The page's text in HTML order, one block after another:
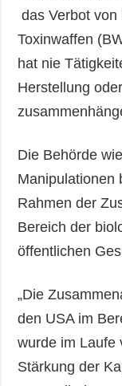
das Verbot von
Toxinwaffen
hat nie
Herstellung
Die Behörde
Manipulationen
Rahmen der
Bereich der
öffentlichen
„Die
den USA im
wurde im Laufe
Stärkung der